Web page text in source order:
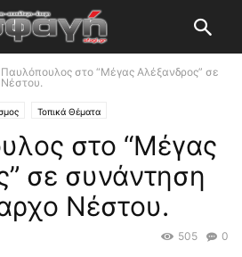
στο “Μέγας Αλέξανδρος” σε
Τοπικά Θέματα
στο “Μέγας
σε συνάντηση
Νέστου.
0
505